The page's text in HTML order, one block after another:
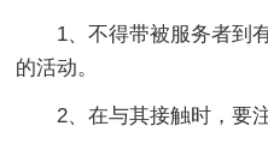
1、不得带被服务者到有
的活动。
2、在与其接触时，要注